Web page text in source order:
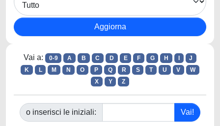
Vai a: 0-9 A B C D E F G H
J
K
L M N O P Q R S T U V
W
X
Y Z
o inserisci le iniziali: